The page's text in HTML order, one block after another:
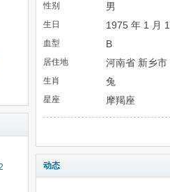
性别 男
生日 1975 年 1 月
血型 B
居住地 河南省 新乡
生肖 兔
星座 摩羯座
动态